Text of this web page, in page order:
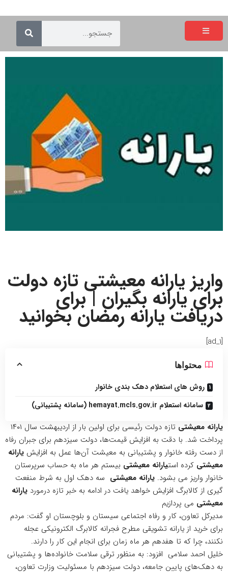
واریز یارانه معیشتی تازه دولت
برای یارانه بگیران | برای
دریافت یارانه رمضان بخوانید
[ad_1]
محتواها
روش های استعلام دهک بندی خانوار
سامانه استعلام hemayat.mcls.gov.ir (سامانه پشتیبانی)
یارانه معیشتی
تازه دولت رئیسی برای اولین بار از اردیبهشت سال ۱۴۰۱
پرداخت شد. با دقت به افزایش قیمت‌ها، دولت سیزدهم برای جبران رفاه
از دست رفته خانوار و پشتیبانی به معیشت آن‌ها عمل به افزایش یارانه
معیشتی کرده استیارانه معیشتی بیستم هر ماه به حساب سرپرستان
خانوار واریز می بشود. یارانه معیشتی سه دهک اول به شرط منفعت
گیری از کالابرگ افزایش خواهد یافت در ادامه به خبر تازه درمورد یارانه
معیشتی می پردازیم
مدیرکل تعاون، کار و رفاه اجتماعی سیستان و بلوچستان او گفت: مردم
برای خرید از یارانه تشویقی مطرح فجرانه کالابرگ الکترونیکی عجله
نکنند، چرا که تا هفدهم هر ماه زمان برای انجام این کار را دارند.
خلیل احمد سلامی افزود: به منظور ترقی سلامت خانواده‌ها و پشتیبانی
به دهک‌های پایین جامعه، دولت سیزدهم با مسئولیت وزارت تعاون،